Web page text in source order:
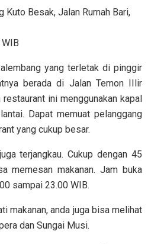
Kuto Besak, Jalan Rumah Bari,
yang terletak di pinggir
berada di Jalan Temon IIlir
ini menggunakan kapal
Dapat memuat pelanggang
yang cukup besar.
terjangkau. Cukup dengan 45
memesan makanan. Jam buka
sampai 23.00 WIB.
makanan, anda juga bisa melihat
dan Sungai Musi.